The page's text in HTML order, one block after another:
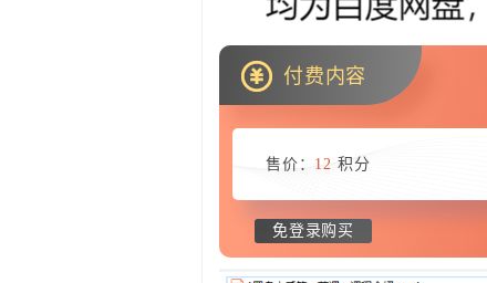
付费内容
售价： 12 积分
免登录购买